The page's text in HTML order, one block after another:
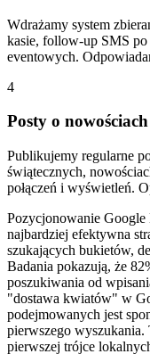
Wdrażamy system
kasie, follow-up SMS
eventowych.
4
Posty o
Publikujemy regularne
świątecznych,
połączeń i wyświetleń.
Pozycjonowanie
najbardziej efektywna
szukających bukietów,
Badania pokazują, że
poszukiwania od
"dostawa kwiatów" w
podejmowanych jest
pierwszego
pierwszej trójce